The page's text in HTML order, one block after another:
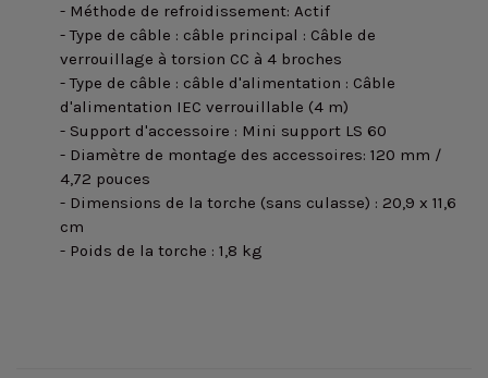
- Méthode de refroidissement: Actif
- Type de câble : câble principal : Câble de
verrouillage à torsion CC à 4 broches
- Type de câble : câble d'alimentation : Câble
d'alimentation IEC verrouillable (4 m)
- Support d'accessoire : Mini support LS 60
- Diamètre de montage des accessoires: 120 mm /
4,72 pouces
- Dimensions de la torche (sans culasse) : 20,9 x 11,6
cm
- Poids de la torche : 1,8 kg